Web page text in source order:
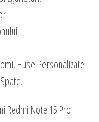
Huse Personalizate
Redmi Note 15 Pro